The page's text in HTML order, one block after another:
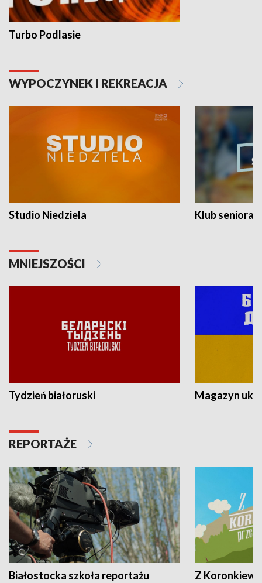
Turbo Podlasie
WYPOCZYNEK I REKREACJA
Studio Niedziela Klub seniora
MNIEJSZOŚCI
Tydzień białoruski Magazyn
REPORTAŻE
Białostocka szkoła reportażu Z